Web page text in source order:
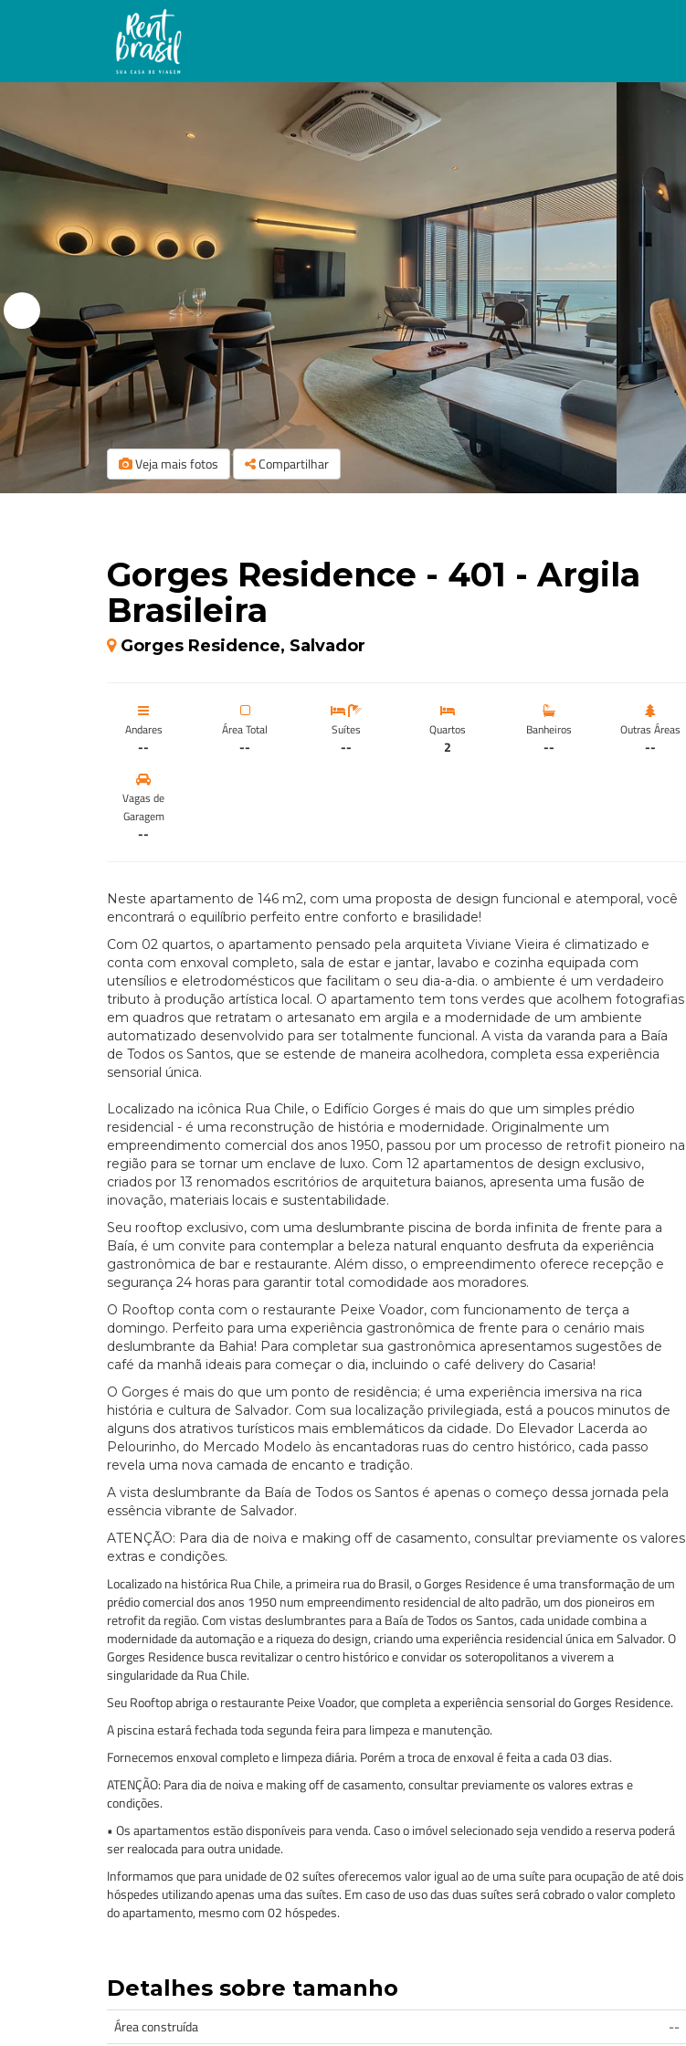
Veja mais fotos Compartilhar
Gorges Residence - 401 - Argila
Brasileira
Gorges Residence, Salvador
Andares
--
Área Total
--
Suítes
--
Quartos
2
Banheiros
--
Outras Áreas
--
Vagas de
Garagem
--
Neste apartamento de 146 m2, com uma proposta de design funcional e atemporal, você
encontrará o equilíbrio perfeito entre conforto e brasilidade!
Com 02 quartos, o apartamento pensado pela arquiteta Viviane Vieira é climatizado e
conta com enxoval completo, sala de estar e jantar, lavabo e cozinha equipada com
utensílios e eletrodomésticos que facilitam o seu dia-a-dia. o ambiente é um verdadeiro
tributo à produção artística local. O apartamento tem tons verdes que acolhem fotografias
em quadros que retratam o artesanato em argila e a modernidade de um ambiente
automatizado desenvolvido para ser totalmente funcional. A vista da varanda para a Baía
de Todos os Santos, que se estende de maneira acolhedora, completa essa experiência
sensorial única.
Localizado na icônica Rua Chile, o Edifício Gorges é mais do que um simples prédio
residencial - é uma reconstrução de história e modernidade. Originalmente um
empreendimento comercial dos anos 1950, passou por um processo de retrofit pioneiro na
região para se tornar um enclave de luxo. Com 12 apartamentos de design exclusivo,
criados por 13 renomados escritórios de arquitetura baianos, apresenta uma fusão de
inovação, materiais locais e sustentabilidade.
Seu rooftop exclusivo, com uma deslumbrante piscina de borda infinita de frente para a
Baía, é um convite para contemplar a beleza natural enquanto desfruta da experiência
gastronômica de bar e restaurante. Além disso, o empreendimento oferece recepção e
segurança 24 horas para garantir total comodidade aos moradores.
O Rooftop conta com o restaurante Peixe Voador, com funcionamento de terça a
domingo. Perfeito para uma experiência gastronômica de frente para o cenário mais
deslumbrante da Bahia! Para completar sua gastronômica apresentamos sugestões de
café da manhã ideais para começar o dia, incluindo o café delivery do Casaria!
O Gorges é mais do que um ponto de residência; é uma experiência imersiva na rica
história e cultura de Salvador. Com sua localização privilegiada, está a poucos minutos de
alguns dos atrativos turísticos mais emblemáticos da cidade. Do Elevador Lacerda ao
Pelourinho, do Mercado Modelo às encantadoras ruas do centro histórico, cada passo
revela uma nova camada de encanto e tradição.
A vista deslumbrante da Baía de Todos os Santos é apenas o começo dessa jornada pela
essência vibrante de Salvador.
ATENÇÃO: Para dia de noiva e making off de casamento, consultar previamente os valores
extras e condições.
Localizado na histórica Rua Chile, a primeira rua do Brasil, o Gorges Residence é uma transformação de um
prédio comercial dos anos 1950 num empreendimento residencial de alto padrão, um dos pioneiros em
retrofit da região. Com vistas deslumbrantes para a Baía de Todos os Santos, cada unidade combina a
modernidade da automação e a riqueza do design, criando uma experiência residencial única em Salvador. O
Gorges Residence busca revitalizar o centro histórico e convidar os soteropolitanos a viverem a
singularidade da Rua Chile.
Seu Rooftop abriga o restaurante Peixe Voador, que completa a experiência sensorial do Gorges Residence.
A piscina estará fechada toda segunda feira para limpeza e manutenção.
Fornecemos enxoval completo e limpeza diária. Porém a troca de enxoval é feita a cada 03 dias.
ATENÇÃO: Para dia de noiva e making off de casamento, consultar previamente os valores extras e
condições.
• Os apartamentos estão disponíveis para venda. Caso o imóvel selecionado seja vendido a reserva poderá
ser realocada para outra unidade.
Informamos que para unidade de 02 suítes oferecemos valor igual ao de uma suíte para ocupação de até dois
hóspedes utilizando apenas uma das suítes. Em caso de uso das duas suítes será cobrado o valor completo
do apartamento, mesmo com 02 hóspedes.
Detalhes sobre tamanho
Área construída
--